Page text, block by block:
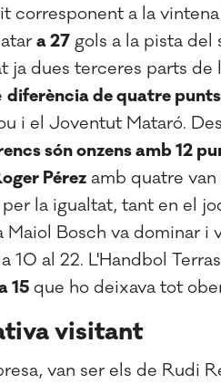
corresponent a la
a 27 gols a la pista del
ja dues terceres parts
diferència de quatre
i el Joventut Mataró.
són onzens amb 12
Pérez amb quatre
la igualtat, tant en el
Maiol Bosch va dominar i
10 al 22. L'Handbol
15 que ho deixava tot
visitant
van ser els de Rudi